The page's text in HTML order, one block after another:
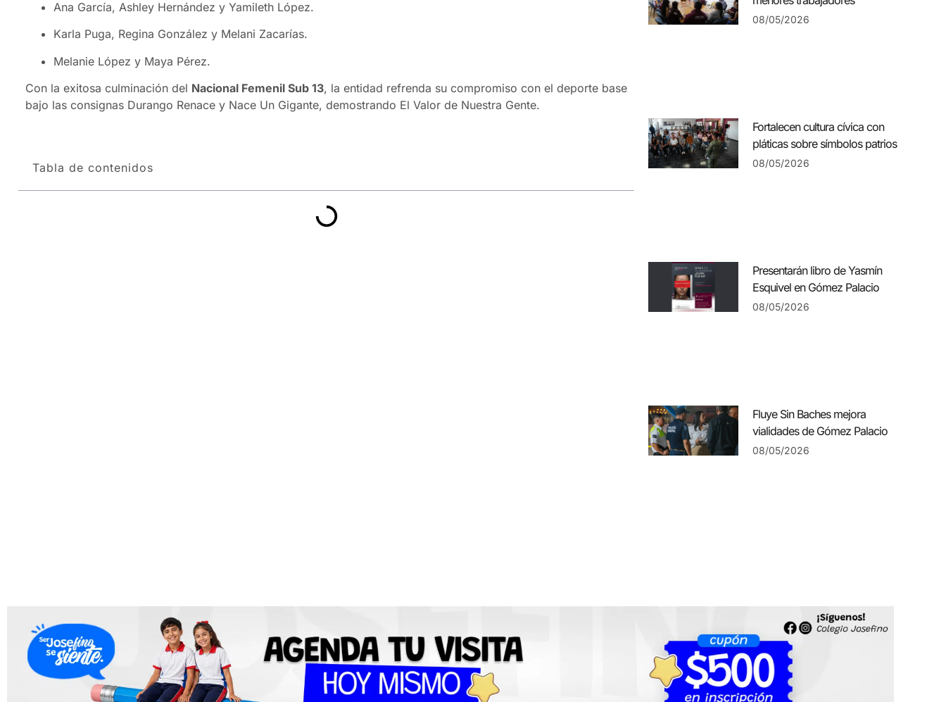
Ana García, Ashley Hernández y Yamileth López.
Karla Puga, Regina González y Melani Zacarías.
Melanie López y Maya Pérez.
Con la exitosa culminación del Nacional Femenil Sub 13, la entidad refrenda su compromiso con el deporte base
bajo las consignas Durango Renace y Nace Un Gigante, demostrando El Valor de Nuestra Gente.
Tabla de contenidos
08/05/2026
Fortalecen cultura cívica con
pláticas sobre símbolos patrios
08/05/2026
Presentarán libro de Yasmín
Esquivel en Gómez Palacio
08/05/2026
Fluye Sin Baches mejora
vialidades de Gómez Palacio
08/05/2026